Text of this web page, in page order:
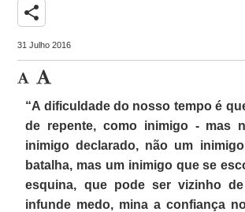
share
31 Julho 2016
“A dificuldade do nosso tempo é
de repente, como inimigo - mas
inimigo declarado, não um
batalha, mas um inimigo que se
esquina, que pode ser vizinho
infunde medo, mina a confiança